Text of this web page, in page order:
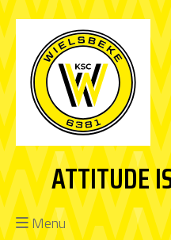
ATTITUDE
Menu